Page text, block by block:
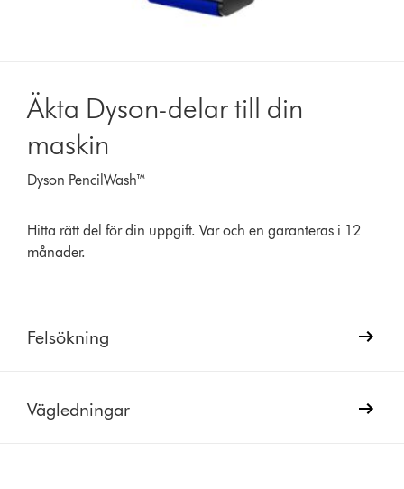
Äkta Dyson-delar till din
maskin
Dyson PencilWash™
Hitta rätt del för din uppgift. Var och en garanteras i 12
månader.
Felsökning
Vägledningar